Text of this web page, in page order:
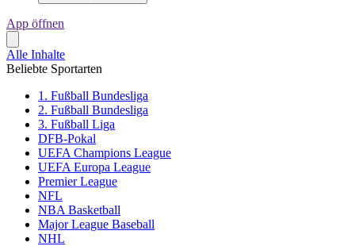
App öffnen
Alle Inhalte
Beliebte Sportarten
1. Fußball Bundesliga
2. Fußball Bundesliga
3. Fußball Liga
DFB-Pokal
UEFA Champions League
UEFA Europa League
Premier League
NFL
NBA Basketball
Major League Baseball
NHL